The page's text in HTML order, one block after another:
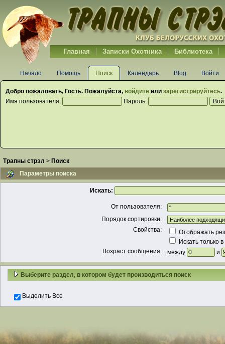
Главная Записки Охотника Библиотека
Начало Помощь Поиск Календарь Blog Войти
Добро пожаловать, Гость. Пожалуйста, войдите или зарегистрируйтесь.
Имя пользователя:
Пароль:
Трапны стрэл > Поиск
Параметры поиска
Искать:
От пользователя:
Порядок сортировки:
Свойства:
Отображать
Искать только
Возраст сообщения:
между и
Выберите раздел, в котором будет производиться поиск
Выделить Все